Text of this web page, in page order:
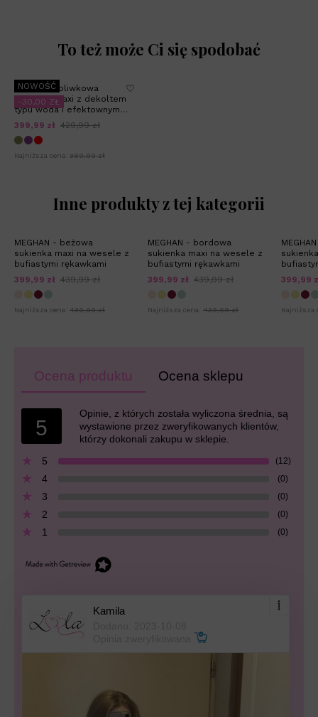
To też może Ci się spodobać
ANDREA - oliwkowa
sukienka maxi z dekoltem
typu woda i efektownym
sznurowaniem na plecach
399,99 zł 429,99 zł
Najniższa cena: 369,99 zł
NOWOŚĆ
-30,00 ZŁ
Inne produkty z tej kategorii
MEGHAN - beżowa
sukienka maxi na wesele z
bufiastymi rękawkami
399,99 zł 439,99 zł
Najniższa cena: 439,99 zł
MEGHAN - bordowa
sukienka maxi na wesele z
bufiastymi rękawkami
399,99 zł 439,99 zł
Najniższa cena: 439,99 zł
399,99
Najniższa
Ocena produktu Ocena sklepu
5
Opinie, z których została wyliczona średnia, są
wystawione przez zweryfikowanych klientów,
którzy dokonali zakupu w sklepie.
5
(12)
4 (0)
3 (0)
2 (0)
1 (0)
Kamila